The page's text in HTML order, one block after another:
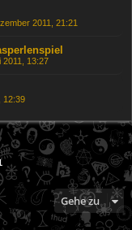
2011, 21:21
2011, 13:27
12:39
Gehe zu